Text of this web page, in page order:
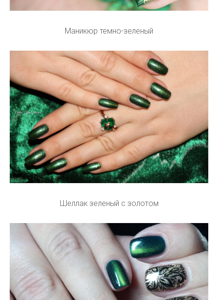
Маникюр темно-зеленый
Шеллак зеленый с золотом